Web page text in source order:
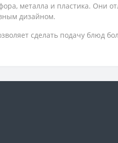
металла и пластика. Они
дизайном.
сделать подачу блюд